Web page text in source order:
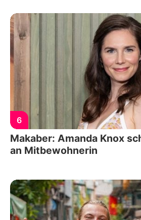
6
Makaber: Amanda Knox
an Mitbewohnerin